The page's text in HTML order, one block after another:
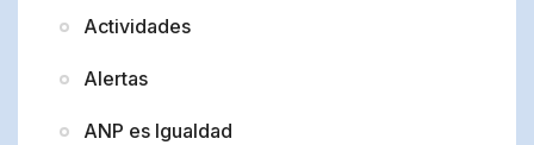
Actividades
Alertas
ANP es Igualdad